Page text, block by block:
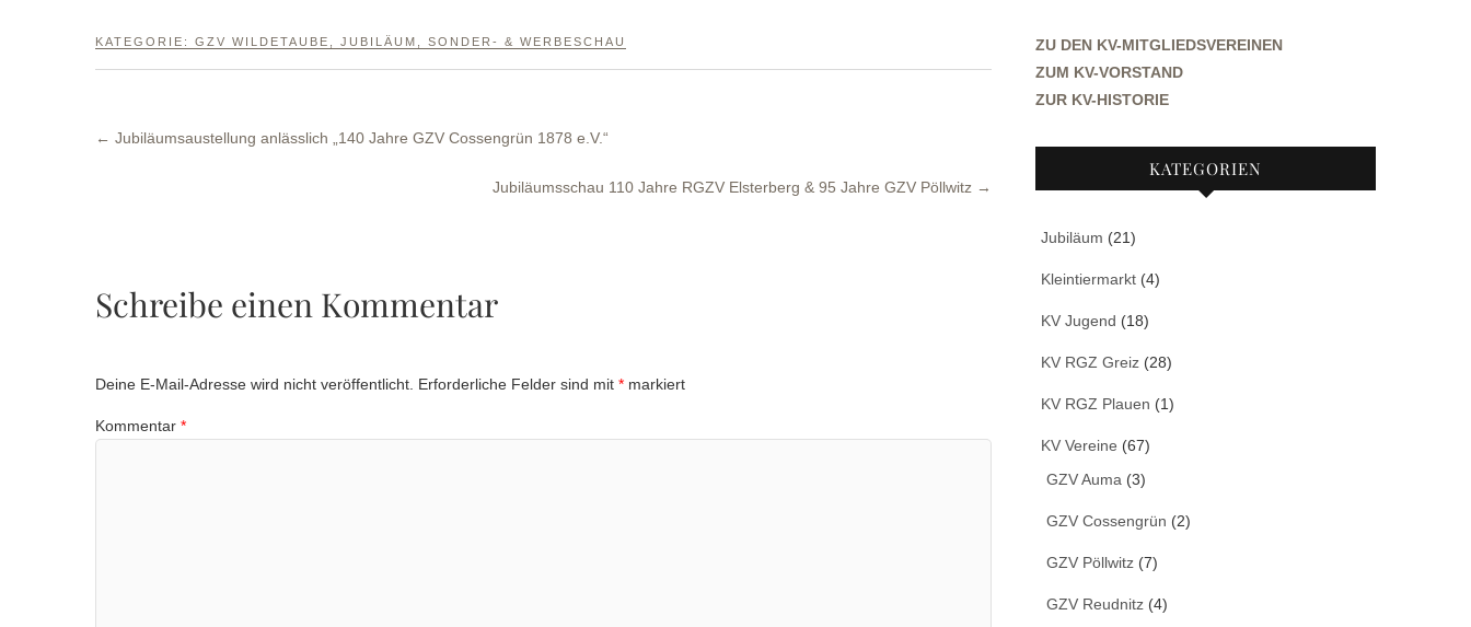
KATEGORIE: GZV WILDETAUBE JUBILÄUM SONDER- & WERBESCHAU
← Jubiläumsaustellung anlässlich „140 Jahre GZV Cossengrün 1878 e.V.“
Jubiläumsschau 110 Jahre RGZV Elsterberg & 95 Jahre GZV Pöllwitz →
Schreibe einen Kommentar
Deine E-Mail-Adresse wird nicht veröffentlicht. Erforderliche Felder sind mit * markiert
Kommentar *
ZU DEN KV-MITGLIEDSVEREINEN
ZUM KV-VORSTAND
ZUR KV-HISTORIE
KATEGORIEN
Jubiläum (21)
Kleintiermarkt (4)
KV Jugend (18)
KV RGZ Greiz (28)
KV RGZ Plauen (1)
KV Vereine (67)
GZV Auma (3)
GZV Cossengrün (2)
GZV Pöllwitz (7)
GZV Reudnitz (4)